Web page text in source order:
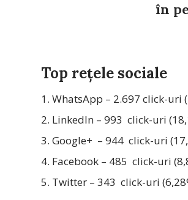
în
Top rețele sociale
1. WhatsApp – 2.697 click-uri
2. LinkedIn – 993 click-uri
3. Google+ – 944 click-uri
4. Facebook – 485 click-uri
5. Twitter – 343 click-uri